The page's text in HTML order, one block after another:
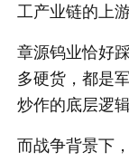
工产业链的上游
章源钨业恰好
多硬货，都是
炒作的底层逻辑
而战争背景下